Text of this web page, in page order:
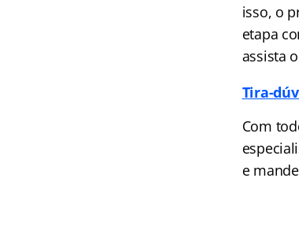
isso, o
etapa
assista
Tira-
Com
e